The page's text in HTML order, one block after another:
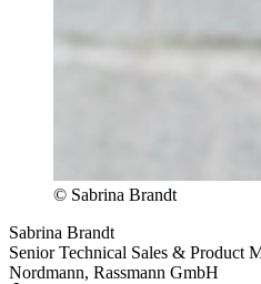
© Sabrina Brandt
Sabrina Brandt
Senior Technical Sales & Product
Nordmann, Rassmann GmbH